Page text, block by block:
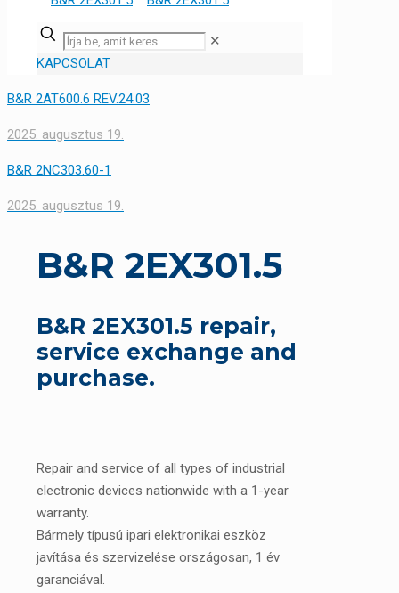
✕
KAPCSOLAT
B&R 2AT600.6 REV.24.03
2025. augusztus 19.
B&R 2NC303.60-1
2025. augusztus 19.
B&R 2EX301.5
B&R 2EX301.5 repair,
service exchange and
purchase.
Repair and service of all types of industrial
electronic devices nationwide with a 1-year
warranty.
Bármely típusú ipari elektronikai eszköz
javítása és szervizelése országosan, 1 év
garanciával.